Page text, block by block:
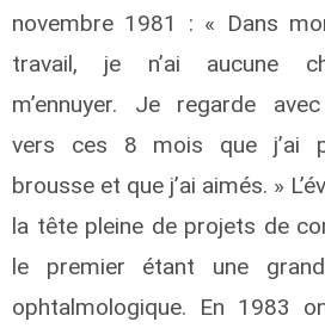
novembre 1981 : « Dans
travail, je n’ai aucune
m’ennuyer. Je regarde
vers ces 8 mois que j’ai
brousse et que j’ai aimés. »
la tête pleine de projets de
le premier étant une
ophtalmologique. En 1983